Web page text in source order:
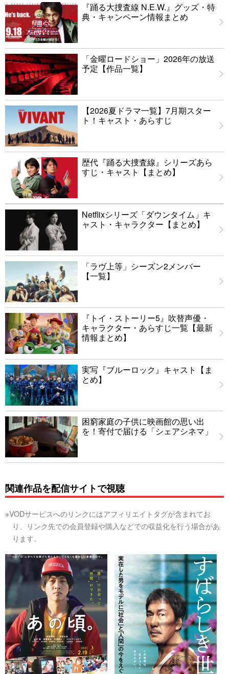
『踊る大捜査線 N.E.W.』グッズ・特
典・キャンペーン情報まとめ
「金曜ロードショー」2026年の放送
予定【作品一覧】
【2026夏ドラマ一覧】7月期スター
ト！キャスト・あらすじ
歴代『踊る大捜査線』シリーズあら
すじ・キャスト【まとめ】
Netflixシリーズ「ダウンタイム」キ
ャスト・キャラクター【まとめ】
「ラヴ上等」シーズン2メンバー
【一覧】
『トイ・ストーリー5』吹替声優・
キャラクター・あらすじ一覧【最新
情報まとめ】
実写『ブルーロック』キャスト【ま
とめ】
困窮家庭の子供に映画館の思い出
を！寄付で届ける「シェアシネマ」
関連作品を配信サイトで視聴
※VODサービスへのリンクにはアフィリエイトタグが含まれてお
り、リンク先での会員登録や購入などでの収益化を行う場合があ
ります。